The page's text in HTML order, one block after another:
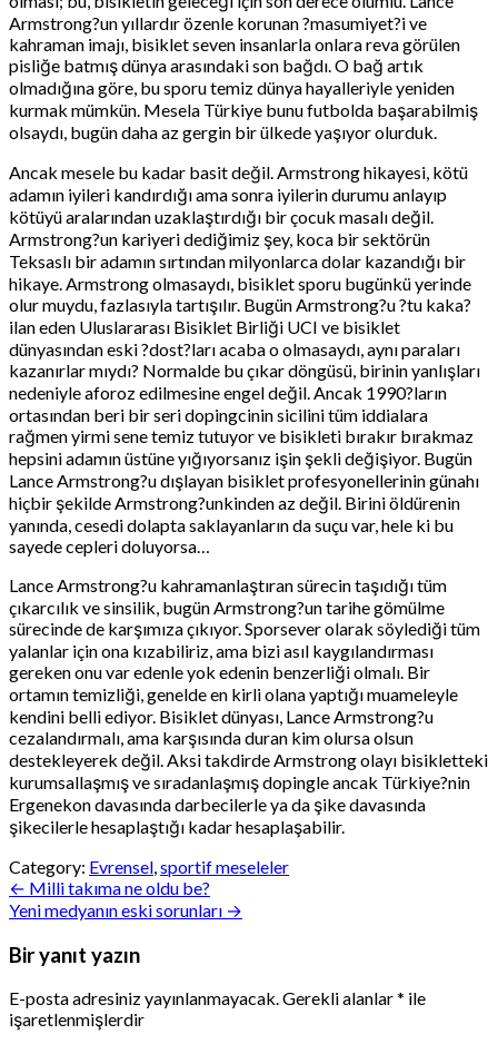
Armstrong?un yıllardır özenle korunan ?masumiyet?i ve
kahraman imajı, bisiklet seven insanlarla onlara reva görülen
pisliğe batmış dünya arasındaki son bağdı. O bağ artık
olmadığına göre, bu sporu temiz dünya hayalleriyle yeniden
kurmak mümkün. Mesela Türkiye bunu futbolda başarabilmiş
olsaydı, bugün daha az gergin bir ülkede yaşıyor olurduk.
Ancak mesele bu kadar basit değil. Armstrong hikayesi, kötü
adamın iyileri kandırdığı ama sonra iyilerin durumu anlayıp
kötüyü aralarından uzaklaştırdığı bir çocuk masalı değil.
Armstrong?un kariyeri dediğimiz şey, koca bir sektörün
Teksaslı bir adamın sırtından milyonlarca dolar kazandığı bir
hikaye. Armstrong olmasaydı, bisiklet sporu bugünkü yerinde
olur muydu, fazlasıyla tartışılır. Bugün Armstrong?u ?tu kaka?
ilan eden Uluslararası Bisiklet Birliği UCI ve bisiklet
dünyasından eski ?dost?ları acaba o olmasaydı, aynı paraları
kazanırlar mıydı? Normalde bu çıkar döngüsü, birinin yanlışları
nedeniyle aforoz edilmesine engel değil. Ancak 1990?ların
ortasından beri bir seri dopingcinin sicilini tüm iddialara
rağmen yirmi sene temiz tutuyor ve bisikleti bırakır bırakmaz
hepsini adamın üstüne yığıyorsanız işin şekli değişiyor. Bugün
Lance Armstrong?u dışlayan bisiklet profesyonellerinin günahı
hiçbir şekilde Armstrong?unkinden az değil. Birini öldürenin
yanında, cesedi dolapta saklayanların da suçu var, hele ki bu
sayede cepleri doluyorsa…
Lance Armstrong?u kahramanlaştıran sürecin taşıdığı tüm
çıkarcılık ve sinsilik, bugün Armstrong?un tarihe gömülme
sürecinde de karşımıza çıkıyor. Sporsever olarak söylediği tüm
yalanlar için ona kızabiliriz, ama bizi asıl kaygılandırması
gereken onu var edenle yok edenin benzerliği olmalı. Bir
ortamın temizliği, genelde en kirli olana yaptığı muameleyle
kendini belli ediyor. Bisiklet dünyası, Lance Armstrong?u
cezalandırmalı, ama karşısında duran kim olursa olsun
destekleyerek değil. Aksi takdirde Armstrong olayı bisikletteki
kurumsallaşmış ve sıradanlaşmış dopingle ancak Türkiye?nin
Ergenekon davasında darbecilerle ya da şike davasında
şikecilerle hesaplaştığı kadar hesaplaşabilir.
Category: Evrensel,sportif meseleler
Yazı
gezinmesi
← Milli takıma ne oldu be?
Yeni medyanın eski sorunları →
Bir yanıt yazın
E-posta adresiniz yayınlanmayacak.Gerekli alanlar* ile
işaretlenmişlerdir